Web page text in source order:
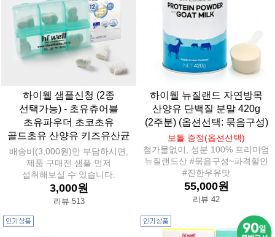
하이웰 샘플신청 (2종
선택가능) - 초유츄어블
초유파우더 초코초유
골드초유 산양유 키즈유산균
배송비(3,000원)만 부담하시면,
제품 구매전 샘플 먼저
섭취해보실 수 있습니다.
3,000원
리뷰 513
하이웰 뉴질랜드 자연방목
산양유 단백질 분말 420g
(2주분) (옵션선택: 묶음구성)
보틀 증정(옵션선택)
첨가물없이, 성분 100% 프리미엄
뉴질랜드산 #묶음구성~파격할인
#진한우유맛
55,000원
리뷰 42